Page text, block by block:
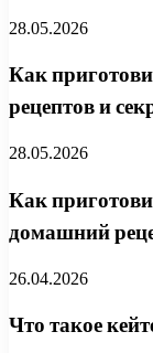
28.05.2026
Как
рецептов и
28.05.2026
Как
домашний
26.04.2026
Что такое